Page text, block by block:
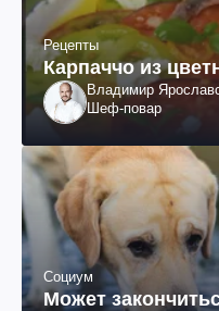
Рецепты
Карпаччо из
Владимир
Шеф-повар
Социум
Может